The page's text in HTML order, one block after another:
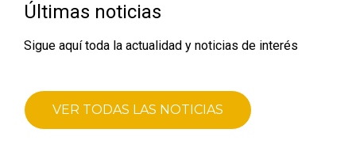
Últimas noticias
Sigue aquí toda la actualidad y noticias de interés
VER TODAS LAS NOTICIAS